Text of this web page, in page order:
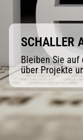
SCHALLER
Bleiben Sie
über Projekte